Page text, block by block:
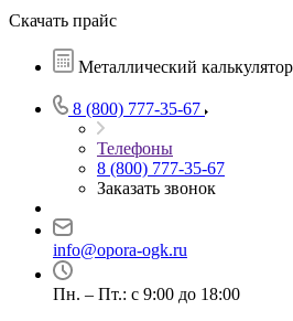
Скачать прайс
Металлический калькулятор
8 (800) 777-35-67
Телефоны
8 (800) 777-35-67
Заказать звонок
info@opora-ogk.ru
Пн. – Пт.: с 9:00 до 18:00